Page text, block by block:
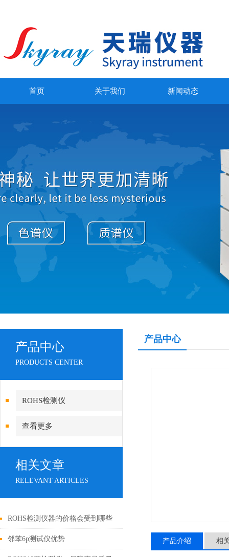
首页 关于我们 新闻动态
产品中心
PRODUCTS CENTER
ROHS检测仪
查看更多
相关文章
RELEVANT ARTICLES
ROHS检测仪器的价格会受到哪些
因素的影响
邻苯6p测试仪优势
产品中心
产品介绍 相